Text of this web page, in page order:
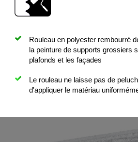
Rouleau en polyester rembourré
la peinture de supports grossiers
plafonds et les façades
Le rouleau ne laisse pas de
d'appliquer le matériau